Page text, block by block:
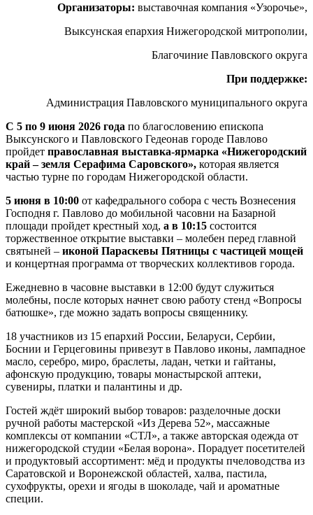
Организаторы: выставочная компания «Узорочье»,
Выксунская епархия Нижегородской митрополии,
Благочиние Павловского округа
При поддержке:
Администрация Павловского муниципального округа
С 5 по 9 июня 2026 года по благословению епископа
Выксунского и Павловского Гедеонав городе Павлово
пройдет православная выставка-ярмарка «Нижегородский
край – земля Серафима Саровского», которая является
частью турне по городам Нижегородской области.
5 июня в 10:00 от кафедрального собора с честь Вознесения
Господня г. Павлово до мобильной часовни на Базарной
площади пройдет крестный ход, а в 10:15 состоится
торжественное открытие выставки – молебен перед главной
святыней – иконой Параскевы Пятницы с частицей мощей
и концертная программа от творческих коллективов города.
Ежедневно в часовне выставки в 12:00 будут служиться
молебны, после которых начнет свою работу стенд «Вопросы
батюшке», где можно задать вопросы священнику.
18 участников из 15 епархий России, Беларуси, Сербии,
Боснии и Герцеговины привезут в Павлово иконы, лампадное
масло, серебро, миро, браслеты, ладан, четки и гайтаны,
афонскую продукцию, товары монастырской аптеки,
сувениры, платки и палантины и др.
Гостей ждёт широкий выбор товаров: разделочные доски
ручной работы мастерской «Из Дерева 52», массажные
комплексы от компании «СТЛ», а также авторская одежда от
нижегородской студии «Белая ворона». Порадует посетителей
и продуктовый ассортимент: мёд и продукты пчеловодства из
Саратовской и Воронежской областей, халва, пастила,
сухофрукты, орехи и ягоды в шоколаде, чай и ароматные
специи.